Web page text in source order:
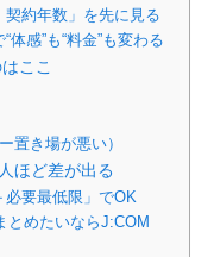
約年数」を先に見る
感”も“料金”も変わる
ここ
置き場が悪い）
ほど差が出る
必要最低限」でOK
とめたいならJ:COM